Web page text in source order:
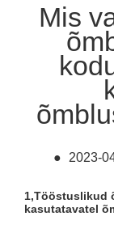
Mis
● 2023-
1,Tööstuslikud
kasutatavatel